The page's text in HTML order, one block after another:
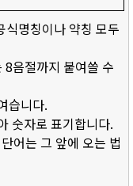
식명칭이나 약칭 모두
8음절까지 붙여쓸 수
습니다.
숫자로 표기합니다.
어는 그 앞에 오는 법